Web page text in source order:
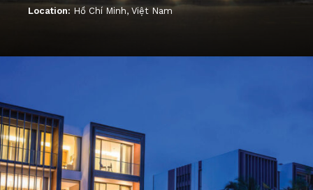
Location: Hồ Chí Minh, Việt Nam